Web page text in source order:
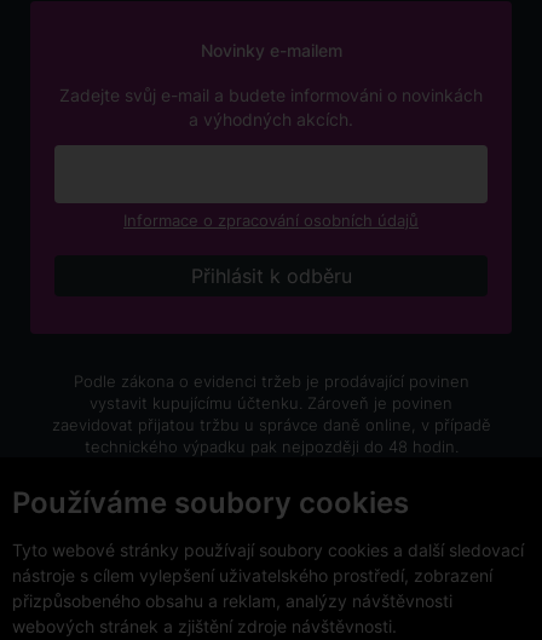
Používáme soubory cookies
Tyto webové stránky používají soubory cookies a další sledovací
nástroje s cílem vylepšení uživatelského prostředí, zobrazení
přizpůsobeného obsahu a reklam, analýzy návštěvnosti
webových stránek a zjištění zdroje návštěvnosti.
Novinky e-mailem
Zadejte svůj e-mail a budete informováni o novinkách
a výhodných akcích.
Informace o zpracování osobních údajů
Podle zákona o evidenci tržeb je prodávající povinen
vystavit kupujícímu účtenku. Zároveň je povinen
zaevidovat přijatou tržbu u správce daně online, v případě
technického výpadku pak nejpozději do 48 hodin.
nápojů osobám mladším 18 let.